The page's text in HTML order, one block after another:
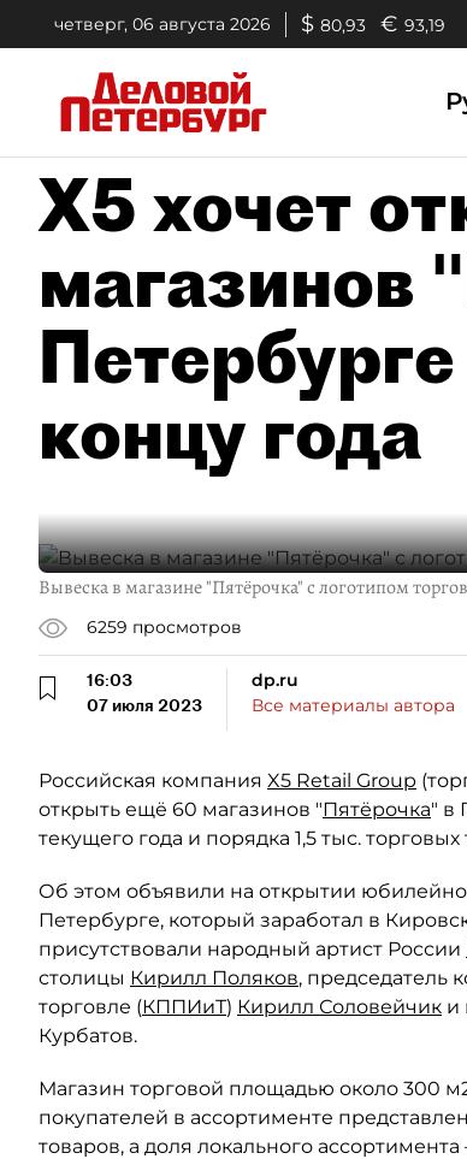
четверг, 06 августа 2026 $ 80,93 € 93,19
Х5 хочет
магазинов
концу года
Вывеска в магазине "Пятёрочка" с логотипом
6259 просмотров
16:03
07 июля 2023
dp.ru
Все материалы автора
Российская компания X5 Retail Group
открыть ещё 60 магазинов "Пятёрочка" в
текущего года и порядка 1,5 тыс.
Об этом объявили на открытии
Петербурге, который заработал в
присутствовали народный артист России
столицы Кирилл Поляков, председатель
торговле (КППИиТ) Кирилл Соловейчик и
Курбатов.
Магазин торговой площадью около 300
покупателей в ассортименте
товаров, а доля локального